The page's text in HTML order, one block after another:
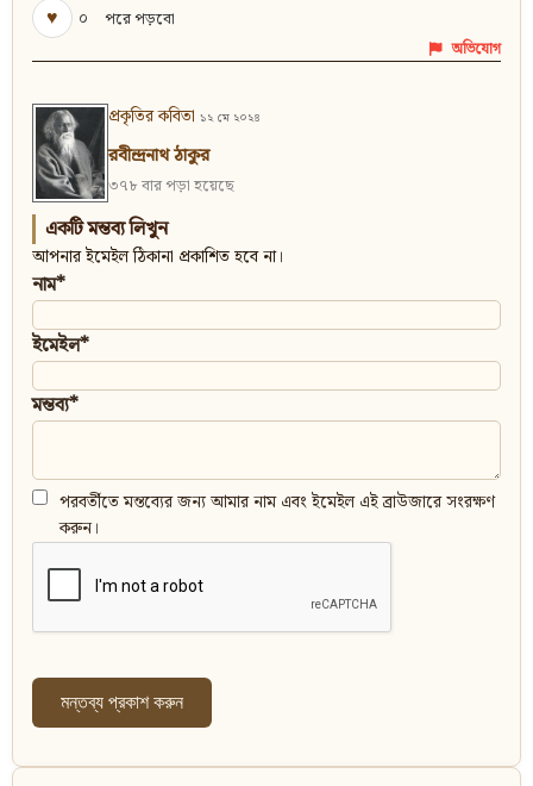
♥
০ পরে পড়বো
অভিযোগ
প্রকৃতির কবিতা ১২ মে ২০২৪
রবীন্দ্রনাথ ঠাকুর
৩৭৮ বার পড়া হয়েছে
একটি মন্তব্য লিখুন
আপনার ইমেইল ঠিকানা প্রকাশিত হবে না।
নাম*
ইমেইল*
মন্তব্য*
পরবর্তীতে মন্তব্যের জন্য আমার নাম এবং ইমেইল এই ব্রাউজারে সংরক্ষণ
করুন।